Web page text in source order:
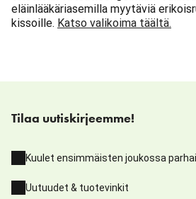
eläinlääkäriasemilla myytäviä
kissoille. Katso valikoima täältä.
Tilaa uutiskirjeemme!
Kuulet ensimmäisten joukossa
Uutuudet & tuotevinkit